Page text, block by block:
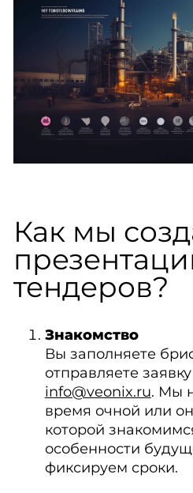
Как мы
тендеров?
Знакомство
Вы заполняете
отправляете
info@veonix.ru. Мы
время очной или
которой
особенности
фиксируем сроки.